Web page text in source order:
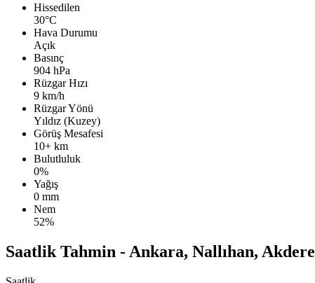
Hissedilen
30°C
Hava Durumu
Açık
Basınç
904 hPa
Rüzgar Hızı
9 km/h
Rüzgar Yönü
Yıldız (Kuzey)
Görüş Mesafesi
10+ km
Bulutluluk
0%
Yağış
0 mm
Nem
52%
Saatlik Tahmin - Ankara, Nallıhan, Akdere